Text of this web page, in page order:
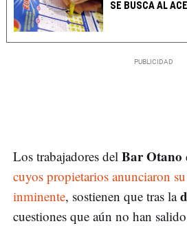
SE BUSCA AL
Los trabajadores del Bar Otano
cuyos propietarios anunciaron
inminente, sostienen que tras la
cuestiones que aún no han